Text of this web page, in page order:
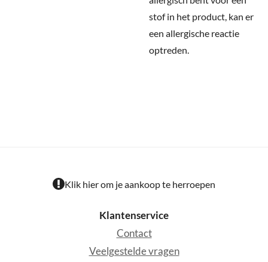
stof in het product, kan er
een allergische reactie
optreden.
Klik hier om je aankoop te herroepen
Klantenservice
Contact
Veelgestelde vragen